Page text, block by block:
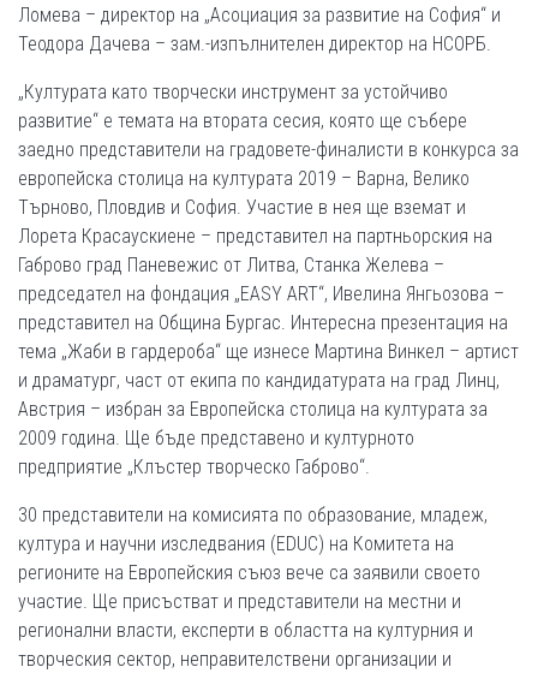
Ломева – директор на „Асоциация за развитие на София“ и
Теодора Дачева – зам.-изпълнителен директор на НСОРБ.
„Културата като творчески инструмент за устойчиво
развитие“ е темата на втората сесия, която ще събере
заедно представители на градовете-финалисти в конкурса за
европейска столица на културата 2019 – Варна, Велико
Търново, Пловдив и София. Участие в нея ще вземат и
Лорета Красаускиене – представител на партньорския на
Габрово град Паневежис от Литва, Станка Желева –
председател на фондация „EASY ART“, Ивелина Янгьозова –
представител на Община Бургас. Интересна презентация на
тема „Жаби в гардероба“ ще изнесе Мартина Винкел – артист
и драматург, част от екипа по кандидатурата на град Линц,
Австрия – избран за Европейска столица на културата за
2009 година. Ще бъде представено и културното
предприятие „Клъстер творческо Габрово“.
30 представители на комисията по образование, младеж,
култура и научни изследвания (EDUC) на Комитета на
регионите на Европейския съюз вече са заявили своето
участие. Ще присъстват и представители на местни и
регионални власти, експерти в областта на културния и
творческия сектор, неправителствени организации и